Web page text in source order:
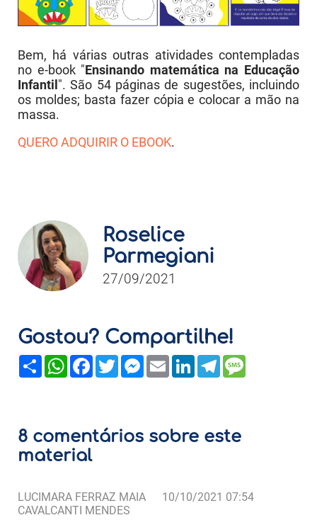
Bem, há várias outras atividades contempladas
no e-book "Ensinando matemática na Educação
Infantil". São 54 páginas de sugestões, incluindo
os moldes; basta fazer cópia e colocar a mão na
massa.
QUERO ADQUIRIR O EBOOK.
Roselice
Parmegiani
27/09/2021
Gostou? Compartilhe!
ShareWhatsAppFacebook
TwitterMessenger
Email LinkedInTelegram
8 comentários sobre este
material
LUCIMARA FERRAZ MAIA
CAVALCANTI MENDES
10/10/2021 07:54